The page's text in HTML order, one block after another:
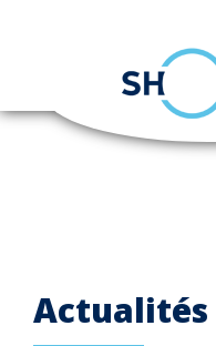
Aller
Actualités